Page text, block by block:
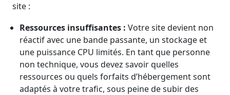
site :
Ressources insuffisantes : Votre site devient non
réactif avec une bande passante, un stockage et
une puissance CPU limités. En tant que personne
non technique, vous devez savoir quelles
ressources ou quels forfaits d’hébergement sont
adaptés à votre trafic, sous peine de subir des